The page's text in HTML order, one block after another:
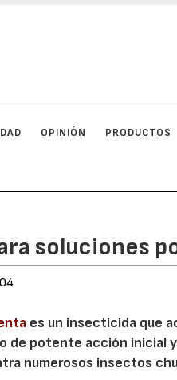
OPINIÓN PRODUCTOS
soluciones
es un insecticida que
de potente acción inicial
numerosos insectos